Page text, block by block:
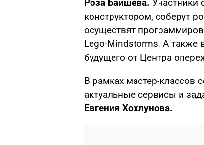
Роза Баишева. Участники
конструктором, соберут
осуществят
Lego-Mindstorms. А также
будущего от Центра
В рамках мастер-классов
актуальные сервисы и
Евгения Хохлунова.